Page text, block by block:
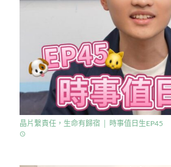
晶片繫責任，生命有歸宿 │ 時事值日生EP45
access_time